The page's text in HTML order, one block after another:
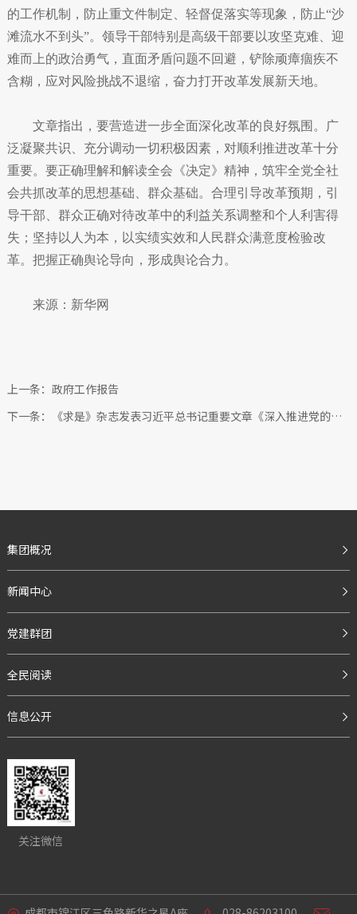
的工作机制，防止重文件制定、轻督促落实等现象，防止“沙
滩流水不到头”。领导干部特别是高级干部要以攻坚克难、迎
难而上的政治勇气，直面矛盾问题不回避，铲除顽瘴痼疾不
含糊，应对风险挑战不退缩，奋力打开改革发展新天地。
文章指出，要营造进一步全面深化改革的良好氛围。广
泛凝聚共识、充分调动一切积极因素，对顺利推进改革十分
重要。要正确理解和解读全会《决定》精神，筑牢全党全社
会共抓改革的思想基础、群众基础。合理引导改革预期，引
导干部、群众正确对待改革中的利益关系调整和个人利害得
失；坚持以人为本，以实绩实效和人民群众满意度检验改
革。把握正确舆论导向，形成舆论合力。
来源：新华网
上一条：政府工作报告
下一条：《求是》杂志发表习近平总书记重要文章《深入推进党的自我革命》
集团概况
新闻中心
党建群团
全民阅读
信息公开
关注微信